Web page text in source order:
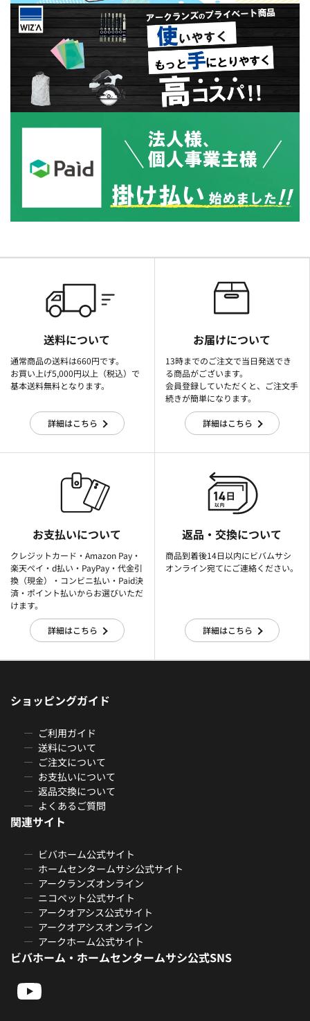
送料について
通常商品の送料は660円です。
お買い上げ5,000円以上（税込）で
基本送料無料となります。
詳細はこちら
お届けについて
13時までのご注文で当日発送でき
る商品がございます。
会員登録していただくと、ご注文手
続きが簡単になります。
詳細はこちら
お支払いについて
クレジットカード・Amazon Pay・
楽天ぺイ・d払い・PayPay・代金引
換（現金）・コンビニ払い・Paid決
済・ポイント払いからお選びいただ
けます。
詳細はこちら
返品・交換について
商品到着後14日以内にビバムサシ
オンライン宛てにご連絡ください。
詳細はこちら
ショッピングガイド
ご利用ガイド
送料について
ご注文について
お支払いについて
返品交換について
よくあるご質問
関連サイト
ビバホーム公式サイト
ホームセンタームサシ公式サイト
アークランズオンライン
ニコペット公式サイト
アークオアシス公式サイト
アークオアシスオンライン
アークホーム公式サイト
ビバホーム・ホームセンタームサシ公式SNS